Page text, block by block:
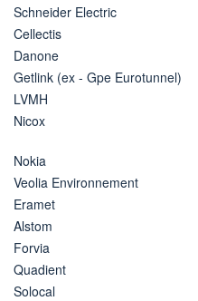
Schneider Electric
Cellectis
Danone
Getlink (ex - Gpe Eurotunnel)
LVMH
Nicox
Nokia
Veolia Environnement
Eramet
Alstom
Forvia
Quadient
Solocal